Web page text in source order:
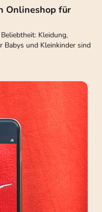
Onlineshop für
Kleidung,
Babys und Kleinkinder sind